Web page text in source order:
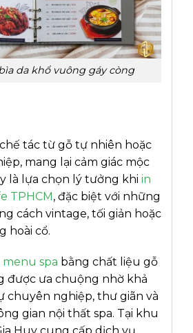
da khổ vuông gáy còng
tác từ gỗ tự nhiên hoặc
mang lại cảm giác mộc
là lựa chọn lý tưởng khi in
TPHCM, đặc biệt với những
cách vintage, tối giản hoặc
hoài cổ.
menu spa bằng chất liệu gỗ
được ưa chuộng nhờ khả
chuyên nghiệp, thư giãn và
gian nội thất spa. Tại khu